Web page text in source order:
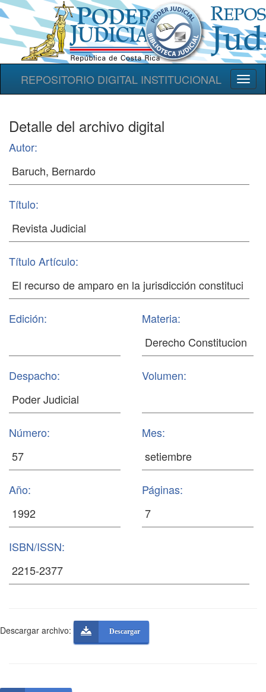
REPOSITORIO DIGITAL INSTITUCIONAL
Detalle del archivo digital
Autor:
Título:
Título Artículo:
Edición: Materia:
Despacho: Volumen:
Número: Mes:
Año: Páginas:
ISBN/ISSN:
Descargar archivo: Descargar